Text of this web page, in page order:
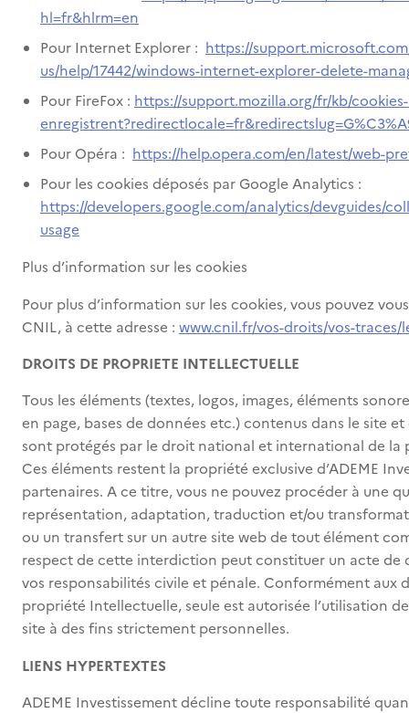
hl=fr&hlrm=en
Pour Internet Explorer : https://
us/help/17442/windows-internet-explorer-delete-
Pour FireFox : https://support.mozilla.org/fr/kb/
Pour Opéra : https://help.opera.com/en/latest/web-
Pour les cookies déposés par Google Analytics :
https://developers.google.com/analytics/devguides/
usage
Plus d’information sur les cookies
Pour plus d’information sur les cookies, vous pouvez
CNIL, à cette adresse : www.cnil.fr/vos-droits/vos-traces/
DROITS DE PROPRIETE INTELLECTUELLE
Tous les éléments (textes, logos, images, éléments
en page, bases de données etc.) contenus dans le site et
sont protégés par le droit national et international de la
Ces éléments restent la propriété exclusive d’ADEME
partenaires. A ce titre, vous ne pouvez procéder à une
représentation, adaptation, traduction et/ou
ou un transfert sur un autre site web de tout élément
respect de cette interdiction peut constituer un acte de
vos responsabilités civile et pénale. Conformément aux
propriété Intellectuelle, seule est autorisée l’utilisation
site à des fins strictement personnelles.
LIENS HYPERTEXTES
ADEME Investissement décline toute responsabilité